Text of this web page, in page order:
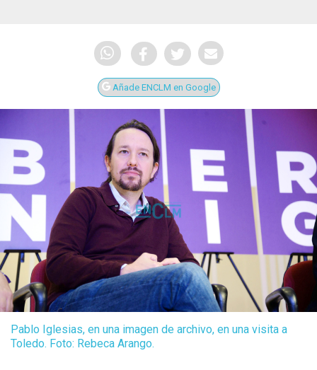
Añade ENCLM en Google
Pablo Iglesias, en una imagen de archivo, en una visita a
Toledo. Foto: Rebeca Arango.